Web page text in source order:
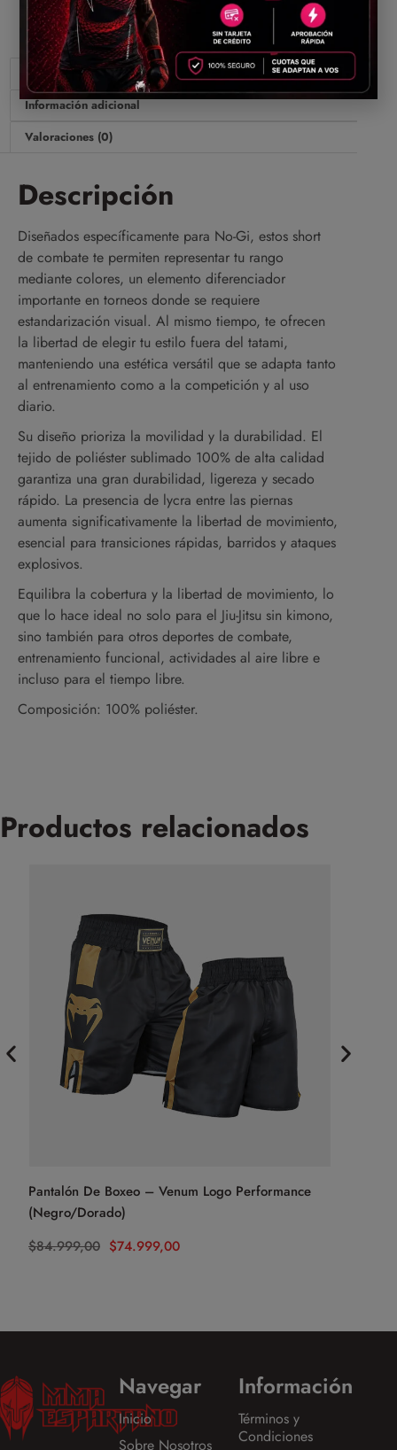
Descripción
Información adicional
Valoraciones (0)
Descripción
Diseñados específicamente para No-Gi, estos short
de combate te permiten representar tu rango
mediante colores, un elemento diferenciador
importante en torneos donde se requiere
estandarización visual. Al mismo tiempo, te ofrecen
la libertad de elegir tu estilo fuera del tatami,
manteniendo una estética versátil que se adapta tanto
al entrenamiento como a la competición y al uso
diario.
Su diseño prioriza la movilidad y la durabilidad. El
tejido de poliéster sublimado 100% de alta calidad
garantiza una gran durabilidad, ligereza y secado
rápido. La presencia de lycra entre las piernas
aumenta significativamente la libertad de movimiento,
esencial para transiciones rápidas, barridos y ataques
explosivos.
Equilibra la cobertura y la libertad de movimiento, lo
que lo hace ideal no solo para el Jiu-Jitsu sin kimono,
sino también para otros deportes de combate,
entrenamiento funcional, actividades al aire libre e
incluso para el tiempo libre.
Composición: 100% poliéster.
Productos relacionados
Pantalón De Boxeo – Venum Logo Performance
(Negro/Dorado)
$84.999,00 $74.999,00
Navegar
Inicio
Sobre Nosotros
Información
Términos y
Condiciones